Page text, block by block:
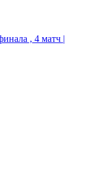
, 4 матч |